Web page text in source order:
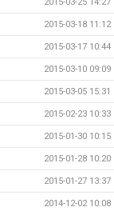
2015-03-18 11:12
2015-03-17 10:44
2015-03-10 09:09
2015-03-05 15:31
2015-02-23 10:33
2015-01-30 10:15
2015-01-28 10:20
2015-01-27 13:37
2014-12-02 10:08